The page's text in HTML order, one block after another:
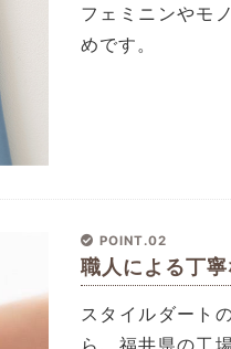
フェミニンやモ
めです。
POINT.02
職人による丁
スタイルダート